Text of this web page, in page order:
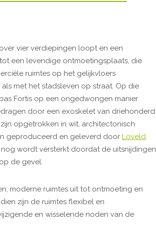
vier verdiepingen loopt en een
een levendige ontmoetingsplaats, die
ruimtes op het gelijkvloers
met het stadsleven op straat. Op die
Fortis op een ongedwongen manier
door een exoskelet van driehonderd
opgetrokken in wit, architectonisch
geproduceerd en geleverd door Loveld.
wordt versterkt doordat de uitsnijdingen
de gevel.
moderne ruimtes uit tot ontmoeting en
zijn de ruimtes flexibel en
en wisselende noden van de